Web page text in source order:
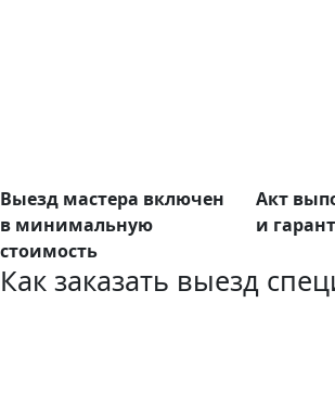
Выезд мастера включен
в минимальную
стоимость
Акт
и
Как заказать выезд